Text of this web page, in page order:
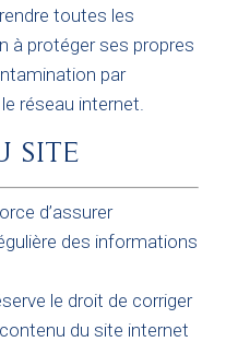
toutes les
à protéger ses propres
par
réseau internet.
SITE
d’assurer
des informations
le droit de corriger
du site internet